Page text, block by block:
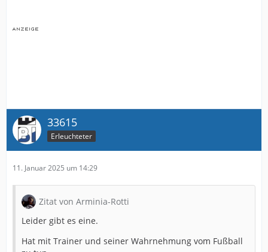
33615
Erleuchteter
11. Januar 2025 um 14:29
Zitat von Arminia-Rotti
Leider gibt es eine.
Hat mit Trainer und seiner Wahrnehmung vom Fußball